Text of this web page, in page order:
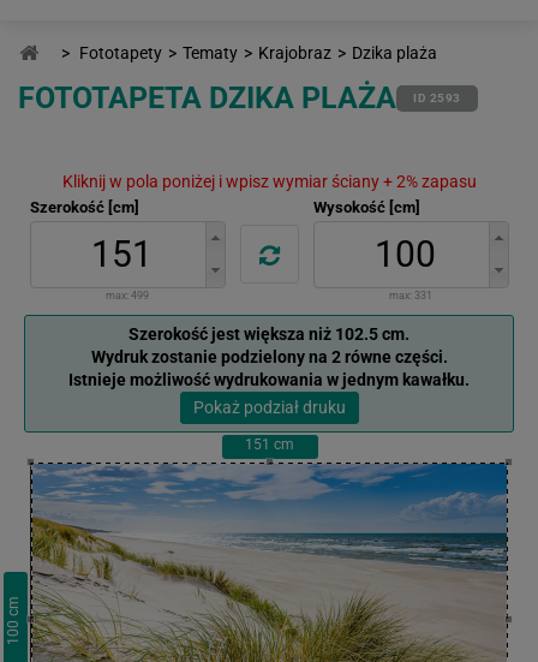
> Fototapety > Tematy > Krajobraz > Dzika plaża
FOTOTAPETA DZIKA PLAŻA ID 2593
Kliknij w pola poniżej i wpisz wymiar ściany + 2% zapasu
Szerokość [cm]
max: 499
Wysokość [cm]
max: 331
Szerokość jest większa niż 102.5 cm.
Wydruk zostanie podzielony na 2 równe części.
Istnieje możliwość wydrukowania w jednym kawałku.
Pokaż podział druku
151 cm
100
cm